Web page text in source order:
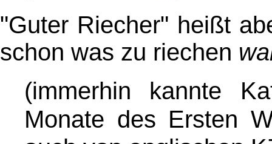
"Guter Riecher" heißt
schon was zu riechen
(immerhin kannte
Monate des Ersten